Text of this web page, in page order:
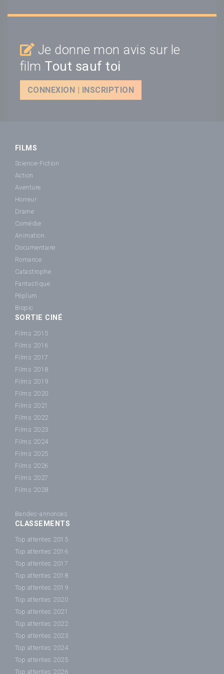
Je donne mon avis sur le
film Tout sauf toi
CONNEXION | INSCRIPTION
FILMS
Science-Fiction
Action
Aventure
Horreur
Drame
Comédie
Animation
Documentaire
Romance
Catastrophe
Fantastique
Péplum
Biopic
SORTIE CINÉ
Films 2015
Films 2016
Films 2017
Films 2018
Films 2019
Films 2020
Films 2021
Films 2022
Films 2023
Films 2024
Films 2025
Films 2026
Films 2027
Films 2028
Bandes-annonces
CLASSEMENTS
Top attentes 2015
Top attentes 2016
Top attentes 2017
Top attentes 2018
Top attentes 2019
Top attentes 2020
Top attentes 2021
Top attentes 2022
Top attentes 2023
Top attentes 2024
Top attentes 2025
Top attentes 2026